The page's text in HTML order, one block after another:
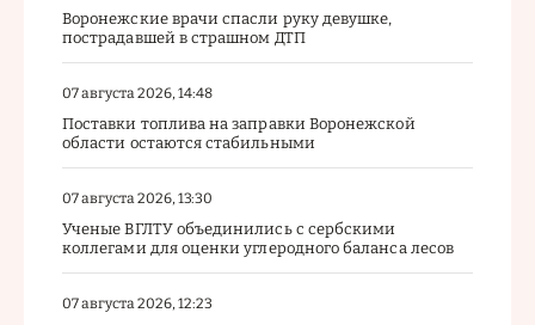
Воронежские врачи спасли руку девушке,
пострадавшей в страшном ДТП
07 августа 2026, 14:48
Поставки топлива на заправки Воронежской
области остаются стабильными
07 августа 2026, 13:30
Ученые ВГЛТУ объединились с сербскими
коллегами для оценки углеродного баланса лесов
07 августа 2026, 12:23